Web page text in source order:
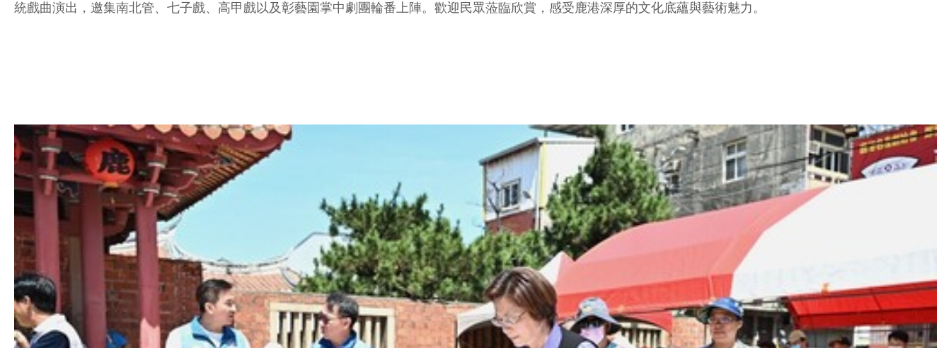
統戲曲演出，邀集南北管、七子戲、高甲戲以及彰藝園掌中劇團輪番上陣。歡迎民眾蒞臨欣賞，感受鹿港深厚的文化底蘊與藝術魅力。